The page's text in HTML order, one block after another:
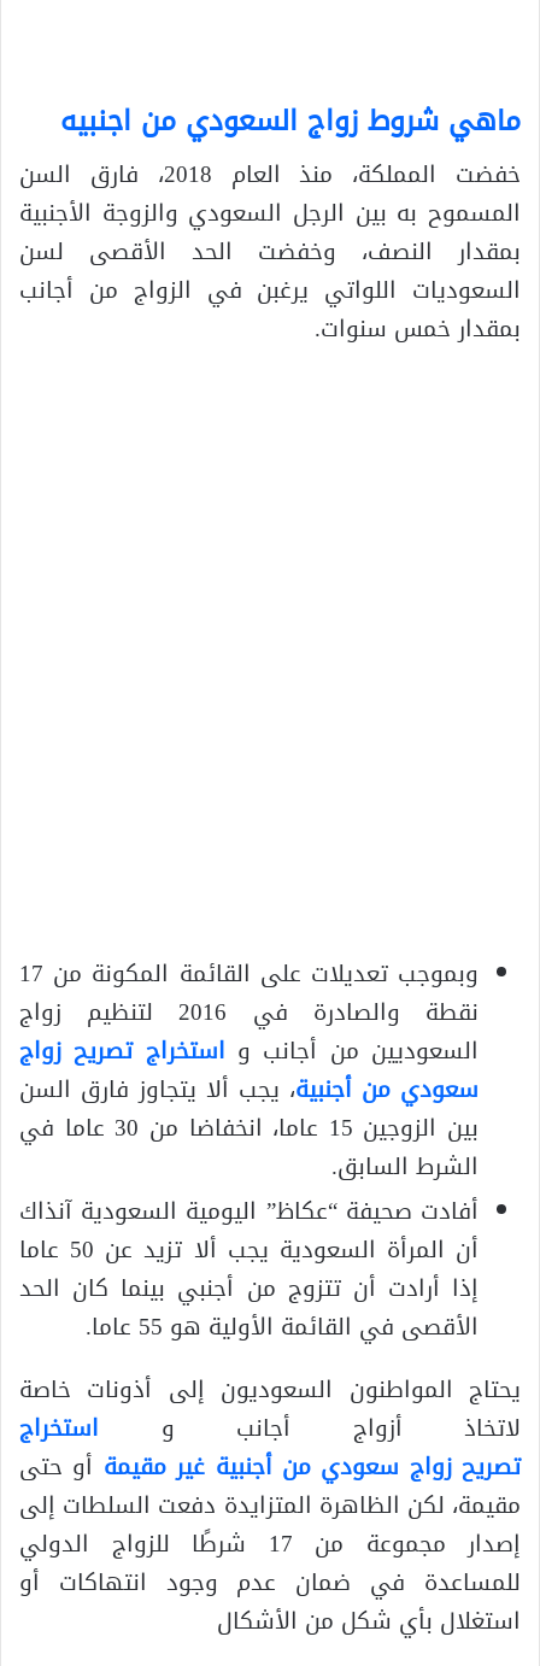
ماهي شروط زواج السعودي من اجنبيه
خفضت المملكة، منذ العام 2018، فارق السن
المسموح به بين الرجل السعودي والزوجة الأجنبية
بمقدار النصف، وخفضت الحد الأقصى لسن
السعوديات اللواتي يرغبن في الزواج من أجانب
بمقدار خمس سنوات.
وبموجب تعديلات على القائمة المكونة من 17
نقطة والصادرة في 2016 لتنظيم زواج
السعوديين من أجانب و استخراج تصريح زواج
سعودي من أجنبية، يجب ألا يتجاوز فارق السن
بين الزوجين 15 عاما، انخفاضا من 30 عاما في
الشرط السابق.
أفادت صحيفة “عكاظ” اليومية السعودية آنذاك
أن المرأة السعودية يجب ألا تزيد عن 50 عاما
إذا أرادت أن تتزوج من أجنبي بينما كان الحد
الأقصى في القائمة الأولية هو 55 عاما.
يحتاج المواطنون السعوديون إلى أذونات خاصة
لاتخاذ أزواج أجانب و استخراج
تصريح زواج سعودي من أجنبية غير مقيمة أو حتى
مقيمة، لكن الظاهرة المتزايدة دفعت السلطات إلى
إصدار مجموعة من 17 شرطًا للزواج الدولي
للمساعدة في ضمان عدم وجود انتهاكات أو
استغلال بأي شكل من الأشكال